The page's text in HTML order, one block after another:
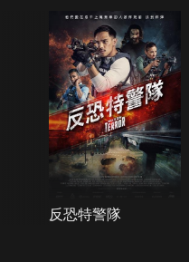
反恐特警隊